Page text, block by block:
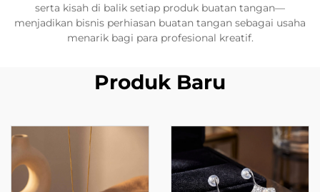
serta kisah di balik setiap produk buatan tangan—
menjadikan bisnis perhiasan buatan tangan sebagai usaha
menarik bagi para profesional kreatif.
Produk Baru